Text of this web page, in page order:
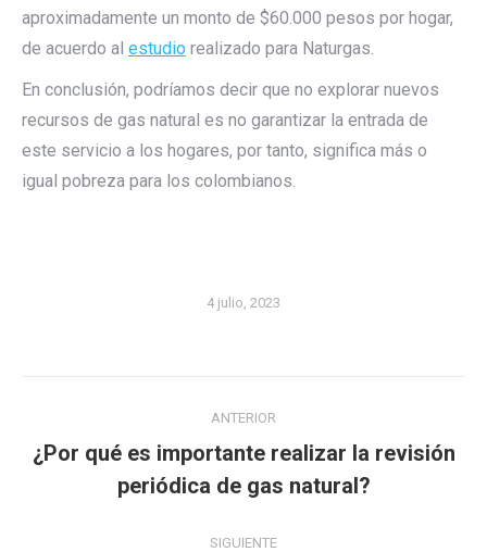
aproximadamente un monto de $60.000 pesos por hogar,
de acuerdo al estudio realizado para Naturgas.
En conclusión, podríamos decir que no explorar nuevos
recursos de gas natural es no garantizar la entrada de
este servicio a los hogares, por tanto, significa más o
igual pobreza para los colombianos.
4 julio, 2023
entre
publicaciones
ANTERIOR
Publicación
anterior:
¿Por qué es importante realizar la revisión
periódica de gas natural?
SIGUIENTE